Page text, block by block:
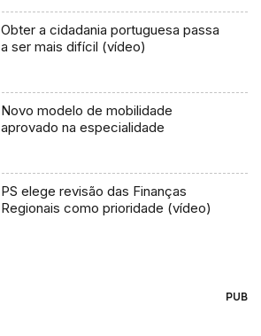
Obter a cidadania portuguesa passa
a ser mais difícil (vídeo)
Novo modelo de mobilidade
aprovado na especialidade
PS elege revisão das Finanças
Regionais como prioridade (vídeo)
PUB